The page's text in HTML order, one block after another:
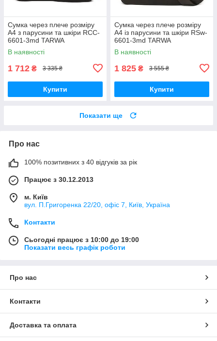
Сумка через плече розміру
А4 з парусини та шкіри RCC-
6601-3md TARWA
В наявності
1 712 ₴ 3 335 ₴
Купити
Сумка через плече розміру
А4 із парусини та шкіри RSw-
6601-3md TARWA
В наявності
1 825 ₴ 3 555 ₴
Купити
Показати ще
Про нас
100% позитивних з 40 відгуків за рік
Працює з 30.12.2013
м. Київ
вул. П.Григоренка 22/20, офіс 7, Київ, Україна
Контакти
Сьогодні працює з 10:00 до 19:00
Показати весь графік роботи
Про нас
Контакти
Доставка та оплата